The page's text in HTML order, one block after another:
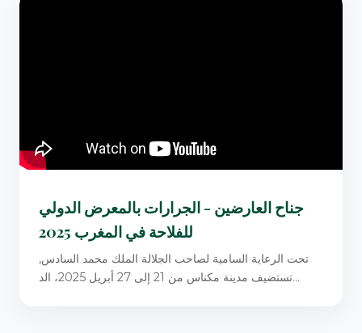
جناح العارضين - الجرارات بالمعرض الدولي
للفلاحة في المغرب 2025
تحت الرعاية السامية لصاحب الجلالة الملك محمد السادس,
تستضيف مدينة مكناس من 21 إلى 27 أبريل 2025، الد...